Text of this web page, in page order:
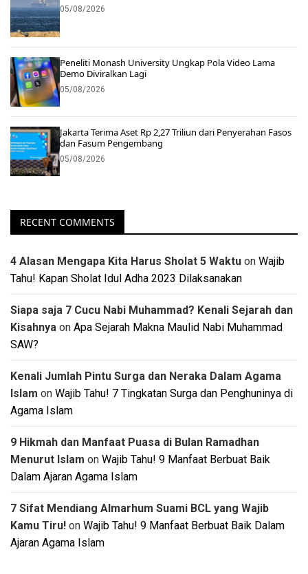
05/08/2026
Peneliti Monash University Ungkap Pola Video Lama
Demo Diviralkan Lagi
05/08/2026
Jakarta Terima Aset Rp 2,27 Triliun dari Penyerahan Fasos
dan Fasum Pengembang
05/08/2026
RECENT COMMENTS
4 Alasan Mengapa Kita Harus Sholat 5 Waktu on Wajib
Tahu! Kapan Sholat Idul Adha 2023 Dilaksanakan
Siapa saja 7 Cucu Nabi Muhammad? Kenali Sejarah dan
Kisahnya on Apa Sejarah Makna Maulid Nabi Muhammad
SAW?
Kenali Jumlah Pintu Surga dan Neraka Dalam Agama
Islam on Wajib Tahu! 7 Tingkatan Surga dan Penghuninya di
Agama Islam
9 Hikmah dan Manfaat Puasa di Bulan Ramadhan
Menurut Islam on Wajib Tahu! 9 Manfaat Berbuat Baik
Dalam Ajaran Agama Islam
7 Sifat Mendiang Almarhum Suami BCL yang Wajib
Kamu Tiru! on Wajib Tahu! 9 Manfaat Berbuat Baik Dalam
Ajaran Agama Islam